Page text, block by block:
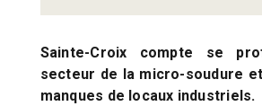
Sainte-Croix compte se
secteur de la micro-soudure
manques de locaux industriels.